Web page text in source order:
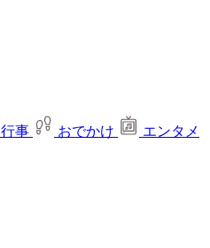
行事 おでかけ エンタメ